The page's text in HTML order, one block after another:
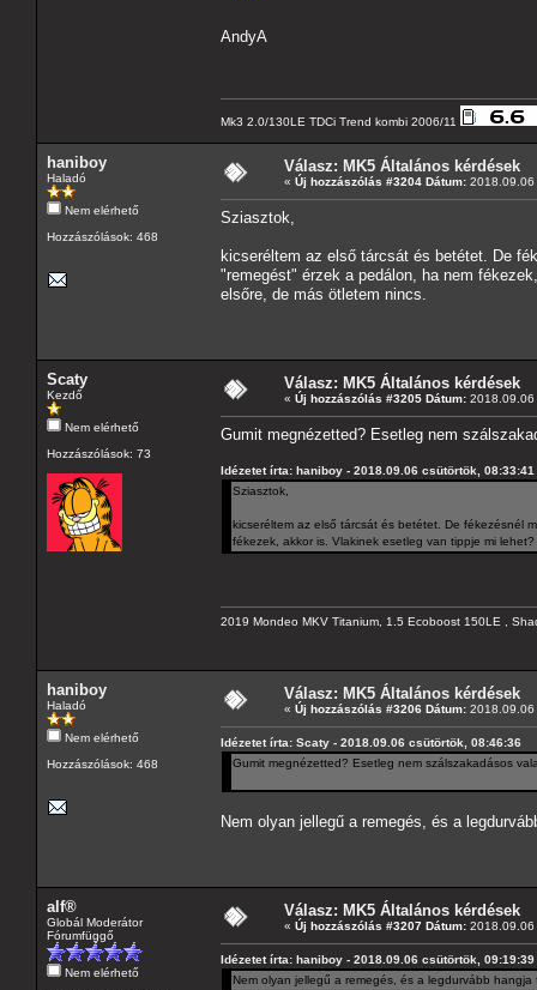
AndyA
Mk3 2.0/130LE TDCi Trend kombi 2006/11
haniboy
Haladó
Nem elérhető
Hozzászólások: 468
Válasz: MK5 Általános kérdések
« Új hozzászólás #3204 Dátum: 2018.09.06
Sziasztok,
kicseréltem az első tárcsát és betétet. De
"remegést" érzek a pedálon, ha nem
elsőre, de más ötletem nincs.
Scaty
Kezdő
Nem elérhető
Hozzászólások: 73
Válasz: MK5 Általános kérdések
« Új hozzászólás #3205 Dátum: 2018.09.06
Gumit megnézetted? Esetleg nem
Idézetet írta: haniboy - 2018.09.06 csütörtök, 08:33:41
Sziasztok,
kicseréltem az első tárcsát és betétet. De fékezésnél
fékezek, akkor is. Vlakinek esetleg van tippje mi
2019 Mondeo MKV Titanium, 1.5 Ecoboost 150LE ,
haniboy
Haladó
Nem elérhető
Hozzászólások: 468
Válasz: MK5 Általános kérdések
« Új hozzászólás #3206 Dátum: 2018.09.06
Idézetet írta: Scaty - 2018.09.06 csütörtök, 08:46:36
Gumit megnézetted? Esetleg nem szálszakadásos
Nem olyan jellegű a remegés, és a
alf®
Globál Moderátor
Fórumfüggő
Nem elérhető
Válasz: MK5 Általános kérdések
« Új hozzászólás #3207 Dátum: 2018.09.06
Idézetet írta: haniboy - 2018.09.06 csütörtök, 09:19:39
Nem olyan jellegű a remegés, és a legdurvább hangja